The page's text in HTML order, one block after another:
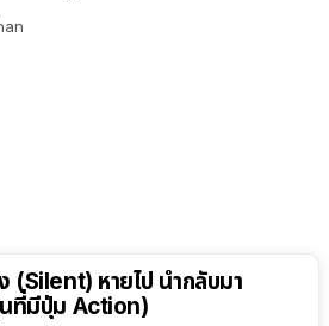
(Silent) หายไป นำกลับมา
ที่มีปุ่ม Action)